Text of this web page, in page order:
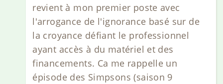
revient à mon premier poste avec
l'arrogance de l'ignorance basé sur de
la croyance défiant le professionnel
ayant accès à du matériel et des
financements. Ca me rappelle un
épisode des Simpsons (saison 9